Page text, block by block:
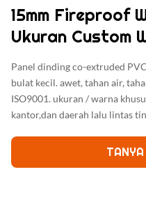
15mm Fireproof
Ukuran Custom
Panel dinding co-extruded
bulat kecil. awet, tahan air,
ISO9001. ukuran / warna
kantor,dan daerah lalu lintas
TANYA